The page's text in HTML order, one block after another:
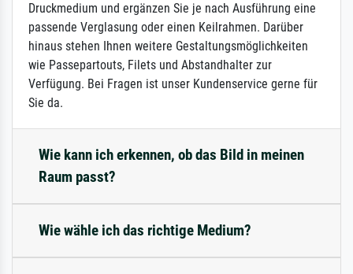
Druckmedium und ergänzen Sie je nach Ausführung eine
passende Verglasung oder einen Keilrahmen. Darüber
hinaus stehen Ihnen weitere Gestaltungsmöglichkeiten
wie Passepartouts, Filets und Abstandhalter zur
Verfügung. Bei Fragen ist unser Kundenservice gerne für
Sie da.
Wie kann ich erkennen, ob das Bild in meinen
Raum passt?
Wie wähle ich das richtige Medium?